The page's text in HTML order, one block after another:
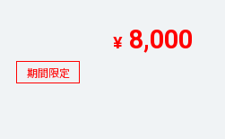
¥ 8,000
期間限定